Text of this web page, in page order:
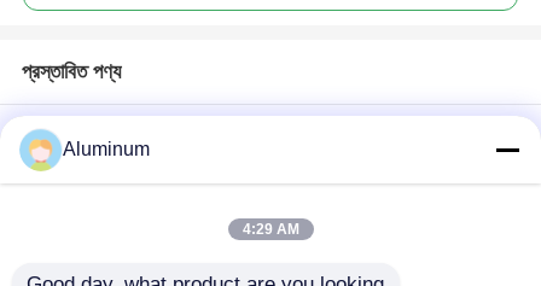
প্রস্তাবিত পণ্য
Aluminum
4:29 AM